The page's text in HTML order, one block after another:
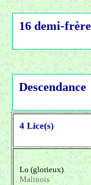
16 demi-
Descendance
4 Lice(s)
Lo (glorieux)
Malinois